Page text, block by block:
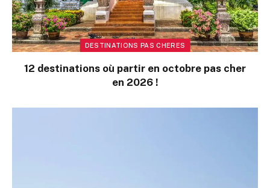
DESTINATIONS PAS CHERES
12 destinations où partir en octobre pas cher
en 2026 !